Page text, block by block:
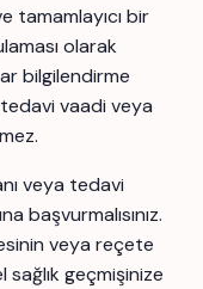
tamamlayıcı bir
olarak
bilgilendirme
tedavi vaadi veya
veya tedavi
başvurmalısınız.
veya reçete
geçmişinize